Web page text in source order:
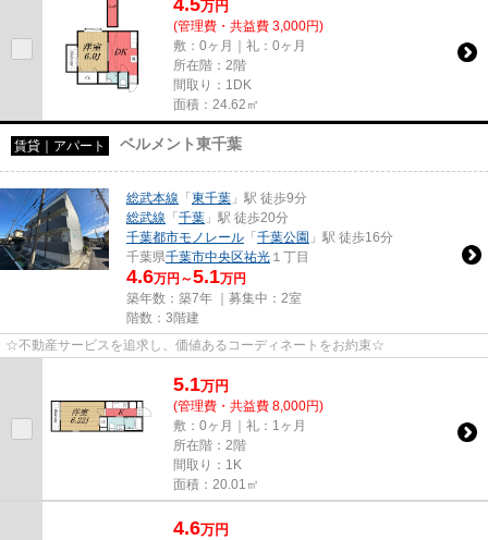
万円
(管理費・共益費 3,000円)
敷：0ヶ月｜礼：0ヶ月
所在階：2階
間取り：1DK
面積：24.62㎡
賃貸｜アパート ベルメント東千葉
総武本線 「東千葉 」駅 徒歩9分
総武線 「千葉 」駅 徒歩20分
千葉都市モノレール 「千葉公園 」駅 徒歩16分
千葉県千葉市中央区祐光 １丁目
4.6万円～5.1万円
築年数：築7年 ｜募集中： 2室
階数：3階建
☆不動産サービスを追求し、価値あるコーディネートをお約束☆
5.1万円
(管理費・共益費 8,000円)
敷：0ヶ月｜礼：1ヶ月
所在階：2階
間取り：1K
面積：20.01㎡
4.6万円